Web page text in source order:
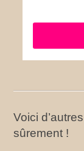
Voici
sûrement !